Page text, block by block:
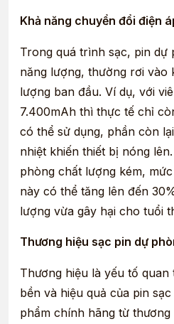
Khả năng chuyển đổi điện
Trong quá trình sạc, pin dự
năng lượng, thường rơi vào
lượng ban đầu. Ví dụ, với
7.400mAh thì thực tế chỉ
có thể sử dụng, phần còn
nhiệt khiến thiết bị nóng
phòng chất lượng kém,
này có thể tăng lên đến
lượng vừa gây hại cho tuổi
Thương hiệu sạc pin dự
Thương hiệu là yếu tố
bền và hiệu quả của pin
phẩm chính hãng từ